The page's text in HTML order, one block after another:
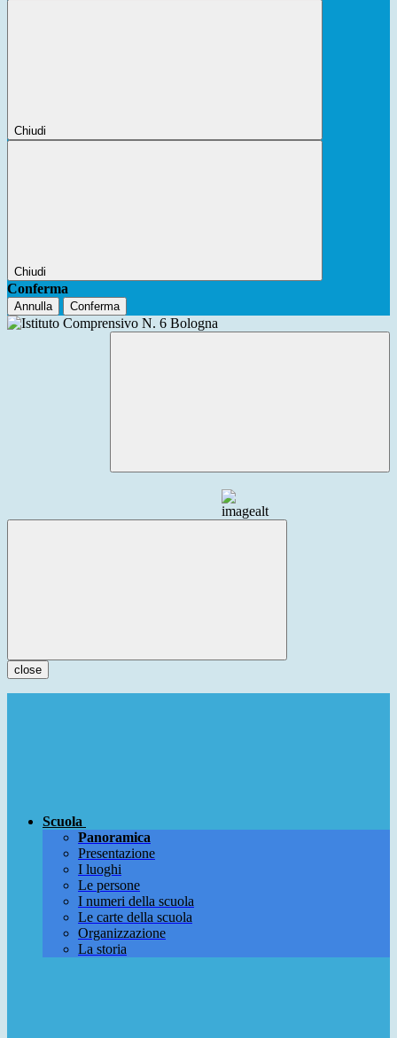
Chiudi
Chiudi
Conferma
Annulla Conferma
close
Scuola
Panoramica
Presentazione
I luoghi
Le persone
I numeri della scuola
Le carte della scuola
Organizzazione
La storia